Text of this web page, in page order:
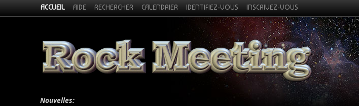
ACCUEIL AIDE RECHERCHER CALENDRIER IDENTIFIEZ-VOUS INSCRIVEZ-VOUS
Nouvelles: